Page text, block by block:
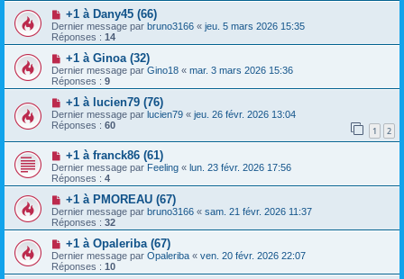
+1 à Dany45 (66)
Dernier message par bruno3166 « jeu. 5 mars 2026 15:35
Réponses : 14
+1 à Ginoa (32)
Dernier message par Gino18 « mar. 3 mars 2026 15:36
Réponses : 9
+1 à lucien79 (76)
Dernier message par lucien79 « jeu. 26 févr. 2026 13:04
Réponses : 60 1 2
+1 à franck86 (61)
Dernier message par Feeling « lun. 23 févr. 2026 17:56
Réponses : 4
+1 à PMOREAU (67)
Dernier message par bruno3166 « sam. 21 févr. 2026 11:37
Réponses : 32
+1 à Opaleriba (67)
Dernier message par Opaleriba « ven. 20 févr. 2026 22:07
Réponses : 10